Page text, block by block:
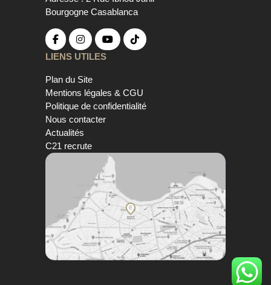
Bourgogne Casablanca
LIENS UTILES
Plan du Site
Mentions légales & CGU
Politique de confidentialité
Nous contacter
Actualités
C21 recrute